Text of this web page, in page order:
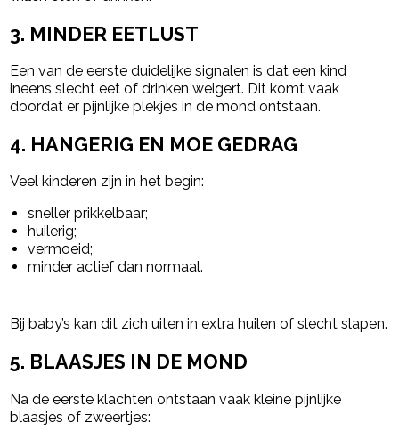
3. MINDER EETLUST
Een van de eerste duidelijke signalen is dat een kind
ineens slecht eet of drinken weigert. Dit komt vaak
doordat er pijnlijke plekjes in de mond ontstaan.
4. HANGERIG EN MOE GEDRAG
Veel kinderen zijn in het begin:
sneller prikkelbaar;
huilerig;
vermoeid;
minder actief dan normaal.
Bij baby’s kan dit zich uiten in extra huilen of slecht slapen.
5. BLAASJES IN DE MOND
Na de eerste klachten ontstaan vaak kleine pijnlijke
blaasjes of zweertjes: